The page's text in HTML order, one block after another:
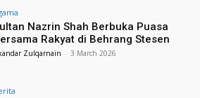
Nazrin Shah Berbuka Puasa
Rakyat di Behrang Stesen
Zulqarnain - 3 March 2026